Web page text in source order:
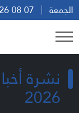
الجمعة
2026